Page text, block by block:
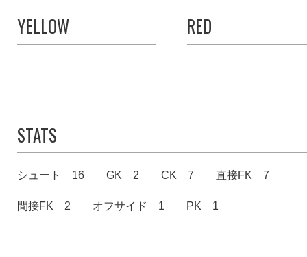
YELLOW RED
STATS
シュート 16 GK 2 CK 7 直接FK 7
間接FK 2 オフサイド 1 PK 1